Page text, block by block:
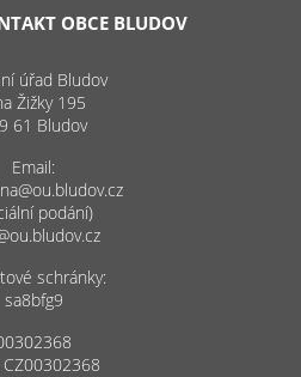
OBCE BLUDOV
úřad Bludov
Žižky 195
61 Bludov
Email:
podání)
schránky:
sa8bfg9
CZ00302368